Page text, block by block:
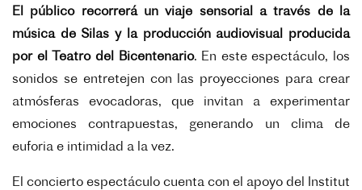
El público recorrerá un viaje sensorial a través de la
música de Silas y la producción audiovisual producida
por el Teatro del Bicentenario. En este espectáculo, los
sonidos se entretejen con las proyecciones para crear
atmósferas evocadoras, que invitan a experimentar
emociones contrapuestas, generando un clima de
euforia e intimidad a la vez.
El concierto espectáculo cuenta con el apoyo del Institut